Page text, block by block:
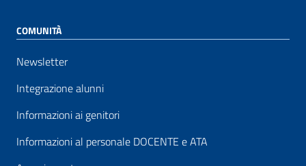
COMUNITÀ
Newsletter
Integrazione alunni
Informazioni ai genitori
Informazioni al personale DOCENTE e ATA